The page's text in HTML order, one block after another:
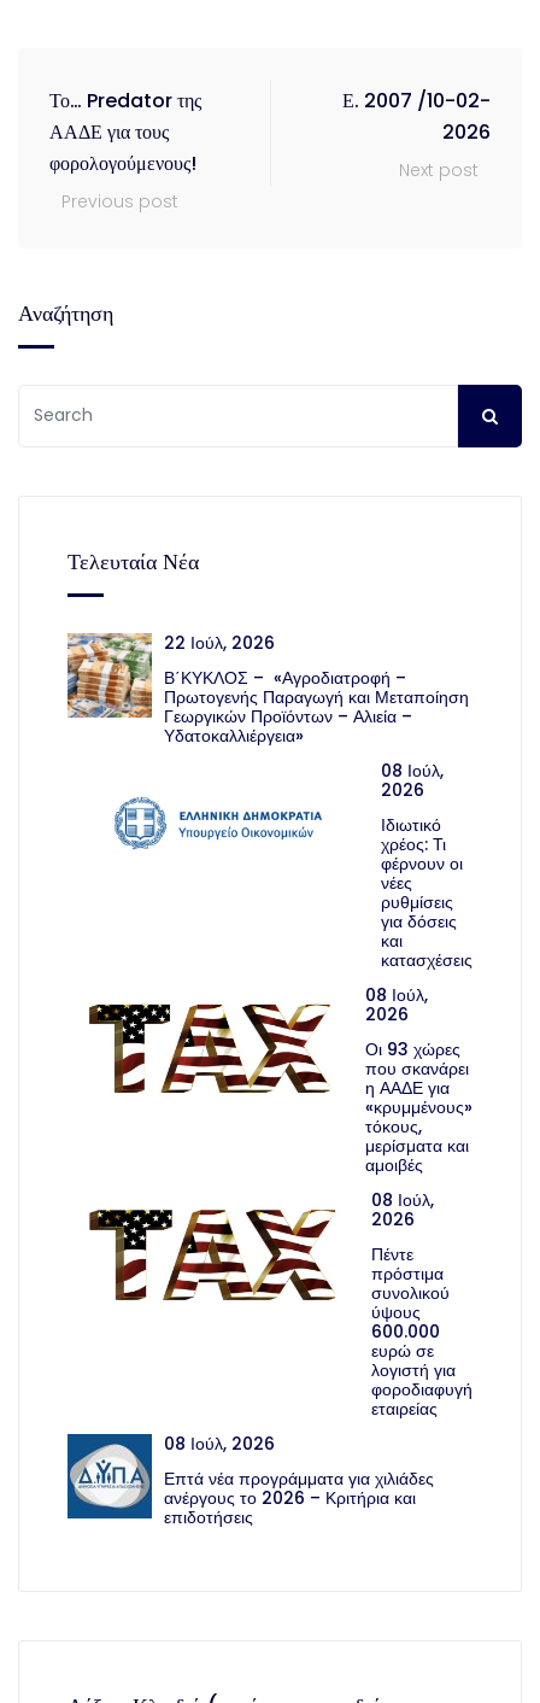
Το… Predator της
ΑΑΔΕ για τους
φορολογούμενους!
Previous post
Ε. 2007 /10-02-
2026
Next post
Αναζήτηση
Τελευταία Νέα
22 Ιούλ, 2026
Β΄ΚΥΚΛΟΣ – «Αγροδιατροφή –
Πρωτογενής Παραγωγή και Μεταποίηση
Γεωργικών Προϊόντων – Αλιεία –
Υδατοκαλλιέργεια»
08 Ιούλ,
2026
Ιδιωτικό
χρέος: Τι
φέρνουν οι
νέες
ρυθμίσεις
για δόσεις
και
κατασχέσεις
08 Ιούλ,
2026
Οι 93 χώρες
που σκανάρει
η ΑΑΔΕ για
«κρυμμένους»
τόκους,
μερίσματα και
αμοιβές
08 Ιούλ,
2026
Πέντε
πρόστιμα
συνολικού
ύψους
600.000
ευρώ σε
λογιστή για
φοροδιαφυγή
εταιρείας
08 Ιούλ, 2026
Επτά νέα προγράμματα για χιλιάδες
ανέργους το 2026 – Κριτήρια και
επιδοτήσεις